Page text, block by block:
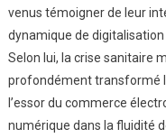
venus témoigner de leur
dynamique de
Selon lui, la crise sanitaire
profondément transformé
l’essor du commerce
numérique dans la fluidité